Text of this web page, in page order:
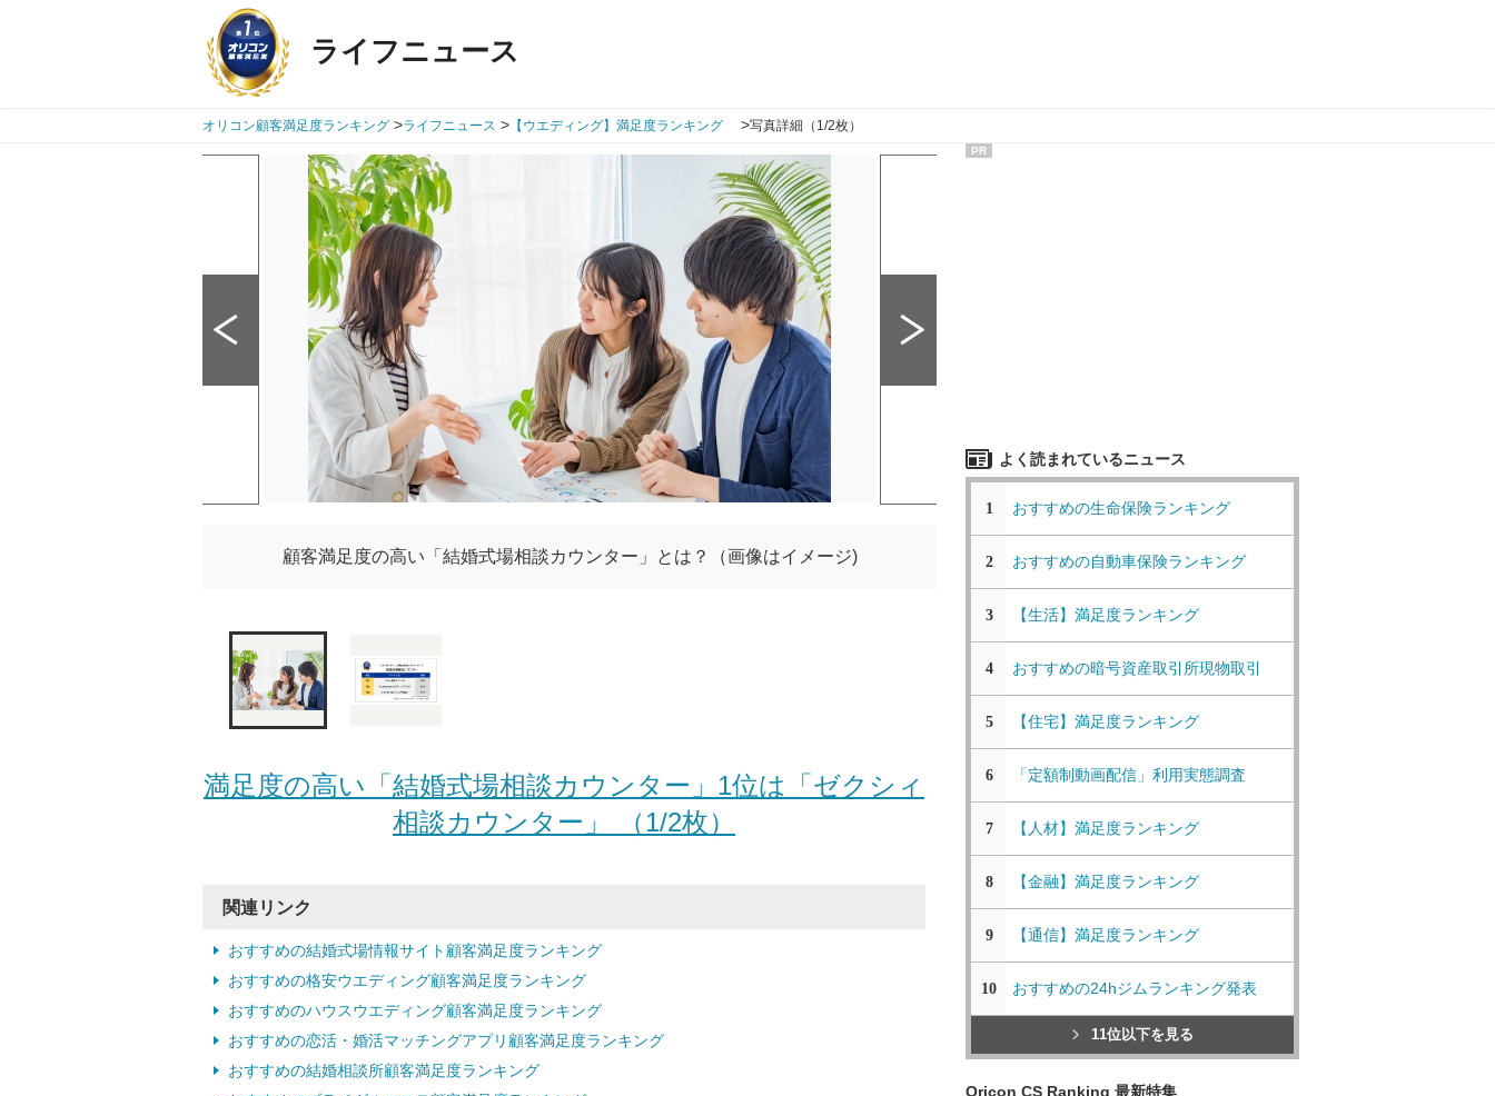
ライフニュース
オリコン顧客満足度ランキング >ライフニュース > 【ウエディング】満足度ランキング >写真詳細（1/2枚）
顧客満足度の高い「結婚式場相談カウンター」とは？（画像はイメージ)
満足度の高い「結婚式場相談カウンター」1位は「ゼクシィ
相談カウンター」 （1/2枚）
関連リンク
おすすめの結婚式場情報サイト顧客満足度ランキング
おすすめの格安ウエディング顧客満足度ランキング
おすすめのハウスウエディング顧客満足度ランキング
おすすめの恋活・婚活マッチングアプリ顧客満足度ランキング
おすすめの結婚相談所顧客満足度ランキング
PR
よく読まれているニュース
1 おすすめの生命保険ランキング
2 おすすめの自動車保険ランキング
3 【生活】満足度ランキング
4 おすすめの暗号資産取引所現物取引
5 【住宅】満足度ランキング
6 「定額制動画配信」利用実態調査
7 【人材】満足度ランキング
8 【金融】満足度ランキング
9 【通信】満足度ランキング
10 おすすめの24hジムランキング発表
11位以下を見る
Oricon CS Ranking 最新特集